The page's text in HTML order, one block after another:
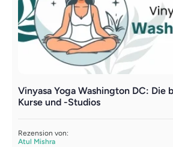
Vinyasa Yoga Washington DC: Die
Kurse und -Studios
Rezension von:
Atul Mishra